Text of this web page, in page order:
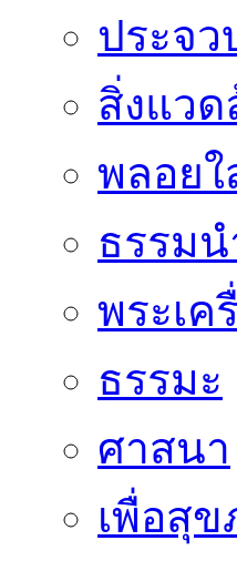
ประจ
สิ่งแวด
พลอยใ
ธรรม
พระเค
ธรรมะ
ศาสนา
เพื่อสุข